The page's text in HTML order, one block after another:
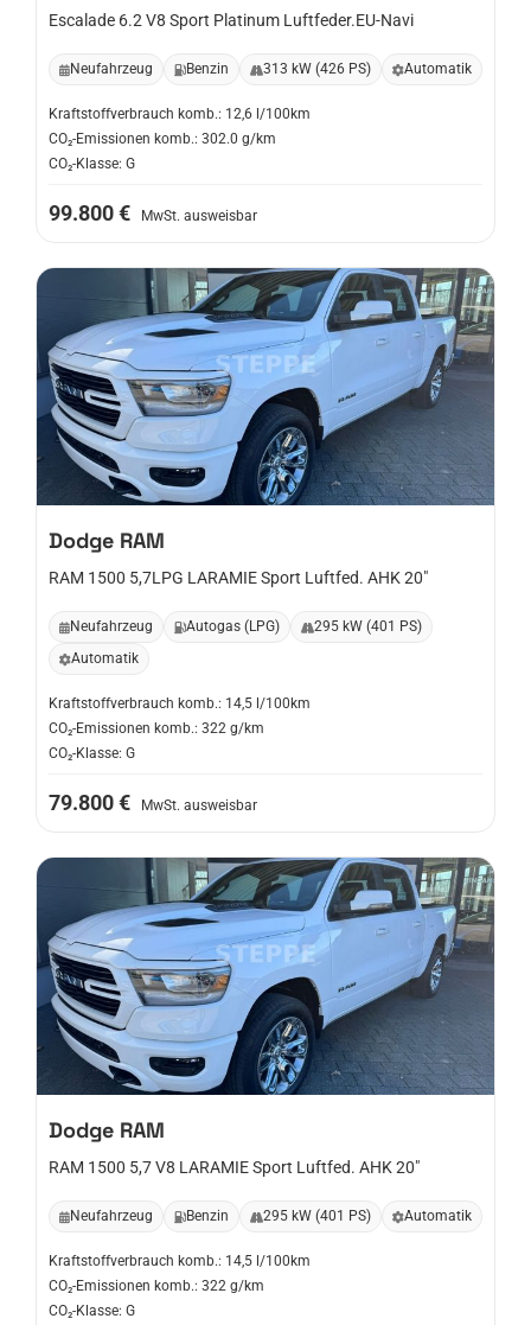
Escalade 6.2 V8 Sport Platinum Luftfeder.EU-Navi
Neufahrzeug Benzin 313 kW (426 PS) Automatik
Kraftstoffverbrauch komb.: 12,6 l/100km
CO₂-Emissionen komb.: 302.0 g/km
CO₂-Klasse: G
99.800 € MwSt. ausweisbar
Dodge RAM
RAM 1500 5,7LPG LARAMIE Sport Luftfed. AHK 20"
Neufahrzeug Autogas (LPG)
295 kW (401 PS)
Automatik
Kraftstoffverbrauch komb.: 14,5 l/100km
CO₂-Emissionen komb.: 322 g/km
CO₂-Klasse: G
79.800 € MwSt. ausweisbar
Dodge RAM
RAM 1500 5,7 V8 LARAMIE Sport Luftfed. AHK 20"
Neufahrzeug Benzin 295 kW (401 PS) Automatik
Kraftstoffverbrauch komb.: 14,5 l/100km
CO₂-Emissionen komb.: 322 g/km
CO₂-Klasse: G